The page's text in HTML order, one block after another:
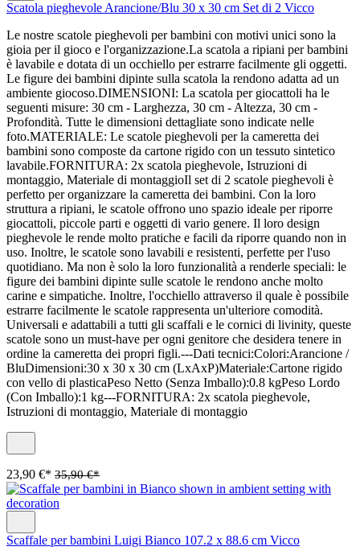
Scatola pieghevole Arancione/Blu 30 x 30 cm Set di 2 Vicco
Le nostre scatole pieghevoli per bambini con motivi unici sono la
gioia per il gioco e l'organizzazione.La scatola a ripiani per bambini
è lavabile e dotata di un occhiello per estrarre facilmente gli oggetti.
Le figure dei bambini dipinte sulla scatola la rendono adatta ad un
ambiente giocoso.DIMENSIONI: La scatola per giocattoli ha le
seguenti misure: 30 cm - Larghezza, 30 cm - Altezza, 30 cm -
Profondità. Tutte le dimensioni dettagliate sono indicate nelle
foto.MATERIALE: Le scatole pieghevoli per la cameretta dei
bambini sono composte da cartone rigido con un tessuto sintetico
lavabile.FORNITURA: 2x scatola pieghevole, Istruzioni di
montaggio, Materiale di montaggioIl set di 2 scatole pieghevoli è
perfetto per organizzare la cameretta dei bambini. Con la loro
struttura a ripiani, le scatole offrono uno spazio ideale per riporre
giocattoli, piccole parti e oggetti di vario genere. Il loro design
pieghevole le rende molto pratiche e facili da riporre quando non in
uso. Inoltre, le scatole sono lavabili e resistenti, perfette per l'uso
quotidiano. Ma non è solo la loro funzionalità a renderle speciali: le
figure dei bambini dipinte sulle scatole le rendono anche molto
carine e simpatiche. Inoltre, l'occhiello attraverso il quale è possibile
estrarre facilmente le scatole rappresenta un'ulteriore comodità.
Universali e adattabili a tutti gli scaffali e le cornici di livinity, queste
scatole sono un must-have per ogni genitore che desidera tenere in
ordine la cameretta dei propri figli.---Dati tecnici:Colori:Arancione /
BluDimensioni:30 x 30 x 30 cm (LxAxP)Materiale:Cartone rigido
con vello di plasticaPeso Netto (Senza Imballo):0.8 kgPeso Lordo
(Con Imballo):1 kg---FORNITURA: 2x scatola pieghevole,
Istruzioni di montaggio, Materiale di montaggio
23,90 €* 35,90 €*
Scaffale per bambini Luigi Bianco 107.2 x 88.6 cm Vicco